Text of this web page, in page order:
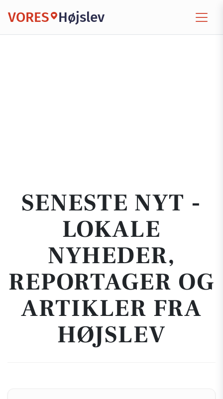
VORES Højslev
SENESTE NYT -
LOKALE
NYHEDER,
REPORTAGER OG
ARTIKLER FRA
HØJSLEV